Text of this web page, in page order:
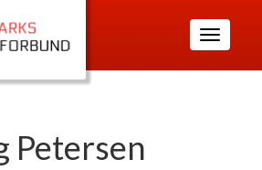
Toggle
navigation
Petersen